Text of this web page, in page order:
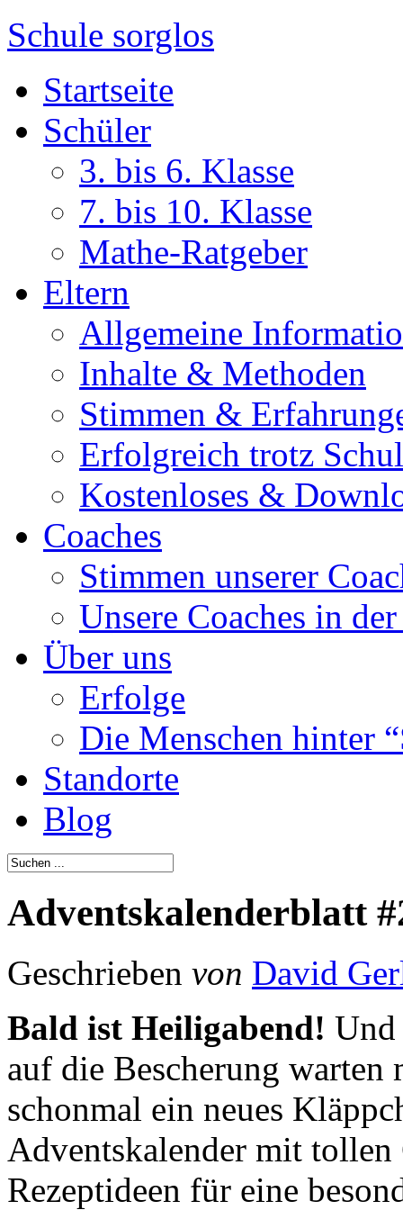
Schule sorglos
Startseite
Schüler
3. bis 6. Klasse
7. bis 10. Klasse
Mathe-Ratgeber
Eltern
Allgemeine
Inhalte & Methoden
Stimmen &
Erfolgreich trotz
Kostenloses &
Coaches
Stimmen unserer
Unsere Coaches in der
Über uns
Erfolge
Die Menschen hinter
Standorte
Blog
Adventskalenderblatt
Geschrieben von David
Bald ist Heiligabend! Und
auf die Bescherung
schonmal ein neues
Adventskalender mit tollen
Rezeptideen für eine